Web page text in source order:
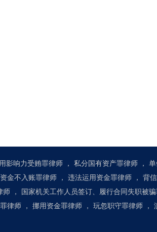
影响力受贿罪律师 ， 私分国有资产罪律师 ，
金不入账罪律师 ， 违法运用资金罪律师 ， 背
师 ， 国家机关工作人员签订、履行合同失职被
律师 ， 挪用资金罪律师 ， 玩忽职守罪律师 ，